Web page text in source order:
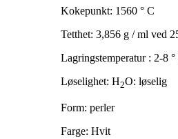
Kokepunkt: 1560 ° C
Tetthet: 3,856 g / ml ved
Lagringstemperatur : 2-8 °
Løselighet: H2O: løselig
Form: perler
Farge: Hvit